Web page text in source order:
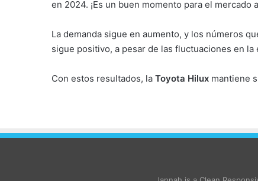
en 2024. ¡Es un buen momento para el mercado
La demanda sigue en aumento, y los números
sigue positivo, a pesar de las fluctuaciones en
Con estos resultados, la Toyota Hilux mantiene